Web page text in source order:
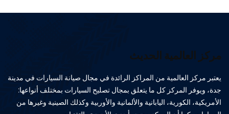
مركز العالمية الحديث
يعتبر مركز العالمية من المراكز الرائدة في مجال صيانة السيارات في مدينة
جدة، ويوفر المركز كل ما يتعلق بمجال تصليح السيارات بمختلف أنواعها:
الأمريكية، الكورية، اليابانية والألمانية والأوربية وكذلك الصينية وغيرها من